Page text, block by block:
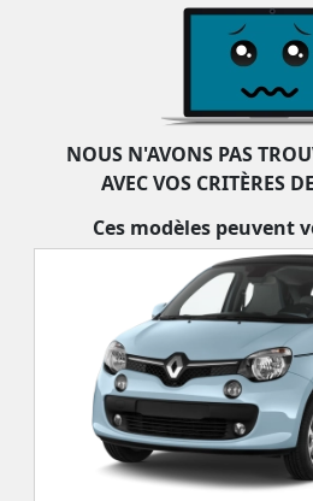
livraison, garantie, prenez contact avec l’un de
NOUS N'AVONS PAS
AVEC VOS CRITÈRES
Ces modèles peuvent